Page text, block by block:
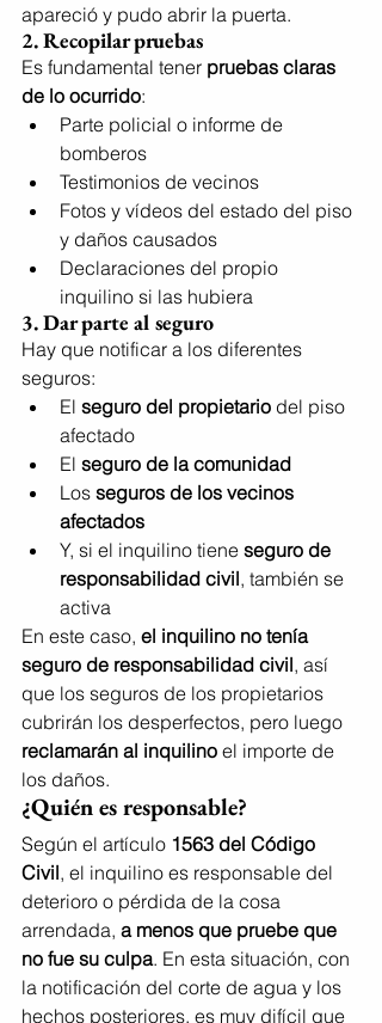
apareció y pudo abrir la puerta.
2. Recopilar pruebas
Es fundamental tener pruebas claras
de lo ocurrido:
Parte policial o informe de
bomberos
Testimonios de vecinos
Fotos y vídeos del estado del piso
y daños causados
Declaraciones del propio
inquilino si las hubiera
3. Dar parte al seguro
Hay que notificar a los diferentes
seguros:
El seguro del propietario del piso
afectado
El seguro de la comunidad
Los seguros de los vecinos
afectados
Y, si el inquilino tiene seguro de
responsabilidad civil, también se
activa
En este caso, el inquilino no tenía
seguro de responsabilidad civil, así
que los seguros de los propietarios
cubrirán los desperfectos, pero luego
reclamarán al inquilino el importe de
los daños.
¿Quién es responsable?
Según el artículo 1563 del Código
Civil, el inquilino es responsable del
deterioro o pérdida de la cosa
arrendada, a menos que pruebe que
no fue su culpa. En esta situación, con
la notificación del corte de agua y los
hechos posteriores, es muy difícil que